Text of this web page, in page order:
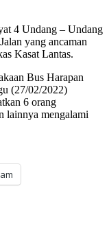
4 Undang – Undang
yang ancaman
Kasat Lantas.
Bus Harapan
(27/02/2022)
6 orang
lainnya mengalami